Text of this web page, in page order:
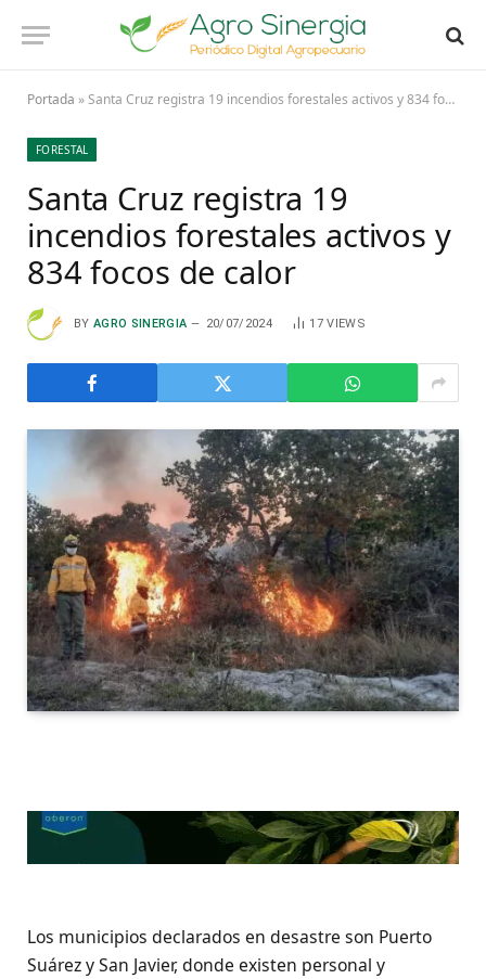
Portada »Santa Cruz registra 19 incendios forestales activos y 834 focos de calor
FORESTAL
Santa Cruz registra 19
incendios forestales activos y
834 focos de calor
BY AGRO SINERGIA 20/07/2024 17VIEWS
Los municipios declarados en desastre son Puerto
Suárez y San Javier, donde existen personal y